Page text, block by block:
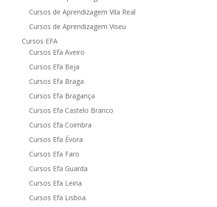
Cursos de Aprendizagem Vila Real
Cursos de Aprendizagem Viseu
Cursos EFA
Cursos Efa Aveiro
Cursos Efa Beja
Cursos Efa Braga
Cursos Efa Bragança
Cursos Efa Castelo Branco
Cursos Efa Coimbra
Cursos Efa Évora
Cursos Efa Faro
Cursos Efa Guarda
Cursos Efa Leiria
Cursos Efa Lisboa